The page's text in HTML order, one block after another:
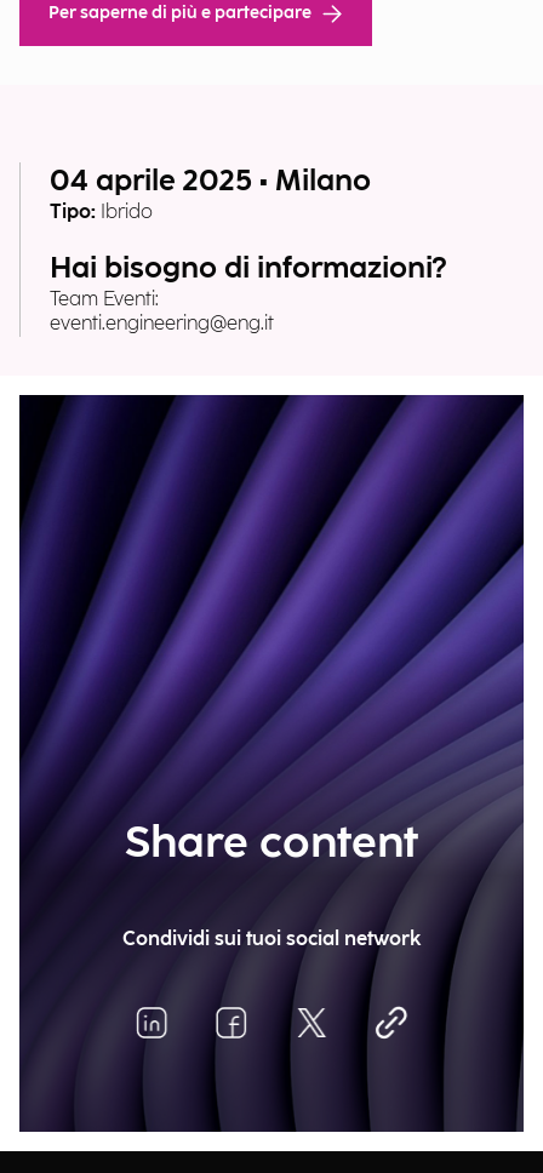
Per saperne di più e partecipare
04 aprile 2025 • Milano
Tipo: Ibrido
Hai bisogno di informazioni?
Team Eventi:
eventi.engineering@eng.it
Share content
Condividi sui tuoi social network